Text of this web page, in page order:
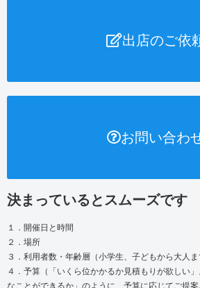
出店のご依
お問い合わ
決まっているとスムーズです
１．開催日と時間
２．場所
３．利用者数・年齢層（小学生、子どもから大人ま
４．予算（「いくら位かかるか見積もりが欲しい